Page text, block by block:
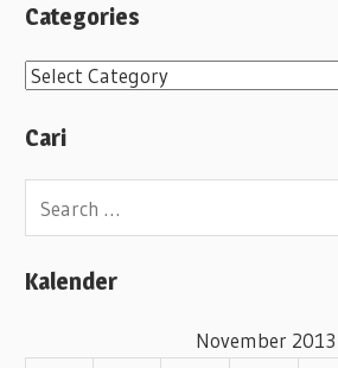
Categories
C
t
e
r
Cari
Kalender
November 2013